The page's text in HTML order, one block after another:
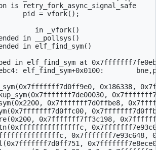
is retry_fork_async_signal_safe
pid = vfork();
in _vfork()
in __pollsys()
in elf_find_sym()
in elf_find_sym at
elf_find_sym+0x0100:
0x186338,
0x7fffffff7d0ffbe8,
0x7fffffff7ff3c198,